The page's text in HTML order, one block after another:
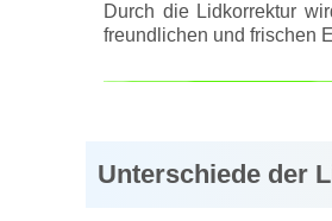
Durch die Lidkorrektur
freundlichen und frischen
Unterschiede der